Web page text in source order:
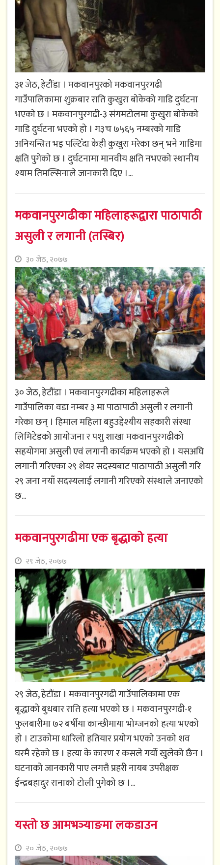
३१ जेठ, हेटौंडा । मकवानपुरको मकवानपुरगढी
गाउँपालिकामा शुक्रबार राति कुखुरा बोकेको गाडि दुर्घटना
भएको छ । मकवानपुरगढी-३ संगमटोलमा कुखुरा बोकेको
गाडि दुर्घटना भएको हो । ग३च ७५६५ नम्बरको गाडि
अनियन्त्रित भइ पल्टिँदा केही कुखुरा मरेका छन् भने गाडिमा
क्षति पुगेको छ । दुर्घटनामा मानवीय क्षति नभएको स्थानीय
श्याम तिमल्सिनाले जानकारी दिए ।...
मकवानपुरगढीका महिलाहरूद्वारा पाठापाठी
असुली र लगानी (तस्बिर)
३० जेठ, २०७७
३० जेठ, हेटौंडा । मकवानपुरगढीका महिलाहरूले
गाउँपालिका वडा नम्बर ३ मा पाठापाठी असुली र लगानी
गरेका छन् । हिमाल महिला बहुउद्देश्यीय सहकारी संस्था
लिमिटेडको आयोजना र पशु शाखा मकवानपुरगढीको
सहयोगमा असुली एवं लगानी कार्यक्रम भएको हो । यसअघि
लगानी गरिएका २९ शेयर सदस्यबाट पाठापाठी असुली गरि
२९ जना नयाँ सदस्यलाई लगानी गरिएको संस्थाले जनाएको
छ...
मकवानपुरगढीमा एक बृद्धाको हत्या
२९ जेठ, २०७७
२९ जेठ, हेटौंडा । मकवानपुरगढी गाउँपालिकामा एक
बृद्धाको बुधबार राति हत्या भएको छ । मकवानपुरगढी-१
फुलबारीमा ७२ बर्षीया कान्छीमाया भोम्जनको हत्या भएको
हो । टाउकोमा धारिलो हतियार प्रयोग भएको उनको शव
घरमै रहेको छ । हत्या के कारण र कसले गर्यो खुलेको छैन ।
घटनाको जानकारी पाए लगत्तै प्रहरी नायब उपरीक्षक
ईन्द्रबहादुर रानाको टोली पुगेको छ ।...
यस्तो छ आमभञ्याङमा लकडाउन
२० जेठ, २०७७